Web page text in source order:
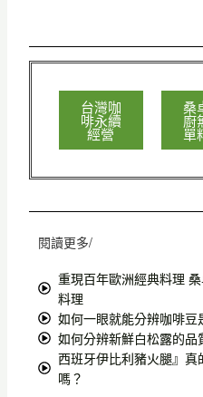
台灣咖
啡永續
經營
桑
廚
單
閱讀更多/
重現百年歐洲經典料理
料理
如何一眼就能分辨咖啡豆
如何分辨新鮮白松露的
西班牙伊比利豬火腿』
嗎？